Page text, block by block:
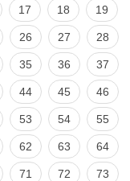
17 18 19
26 27 28
35 36 37
44 45 46
53 54 55
62 63 64
71 72 73